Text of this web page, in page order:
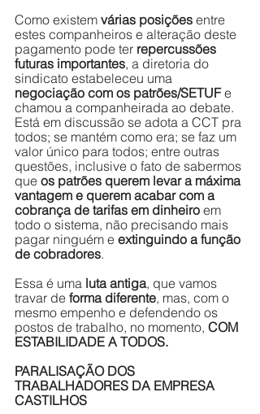
Como existem várias posições entre
estes companheiros e alteração deste
pagamento pode ter repercussões
futuras importantes, a diretoria do
sindicato estabeleceu uma
negociação com os patrões/SETUF e
chamou a companheirada ao debate.
Está em discussão se adota a CCT pra
todos; se mantém como era; se faz um
valor único para todos; entre outras
questões, inclusive o fato de sabermos
que os patrões querem levar a máxima
vantagem e querem acabar com a
cobrança de tarifas em dinheiro em
todo o sistema, não precisando mais
pagar ninguém e extinguindo a função
de cobradores.
Essa é uma luta antiga, que vamos
travar de forma diferente, mas, com o
mesmo empenho e defendendo os
postos de trabalho, no momento, COM
ESTABILIDADE A TODOS.
PARALISAÇÃO DOS
TRABALHADORES DA EMPRESA
CASTILHOS